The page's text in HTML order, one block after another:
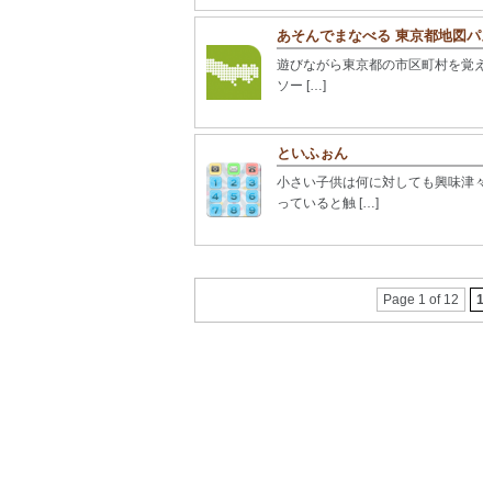
あそんでまなべる 東京都地図
遊びながら東京都の市区町村を覚
ソー […]
といふぉん
小さい子供は何に対しても興味津
っていると触 […]
Page 1 of 12 1